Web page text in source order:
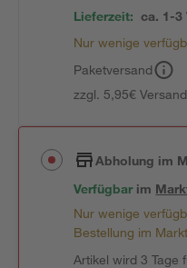
Lieferzeit: ca. 1-3
Nur wenige
Paketversand
zzgl. 5,95€
Abholung im
Verfügbar im
Nur wenige
Bestellung im
Artikel wird 3 Tage